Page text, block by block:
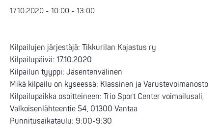
17.10.2020 - 10:00 - 13:00
Kilpailujen järjestäjä: Tikkurilan Kajastus ry
Kilpailupäivä: 17.10.2020
Kilpailun tyyppi: Jäsentenvälinen
Mikä kilpailu on kyseessä: Klassinen ja Varustevoimanosto
Kilpailupaikka osoitteineen: Trio Sport Center voimailusali,
Valkoisenlähteentie 54, 01300 Vantaa
Punnitusaikataulu: 9:00-9:30